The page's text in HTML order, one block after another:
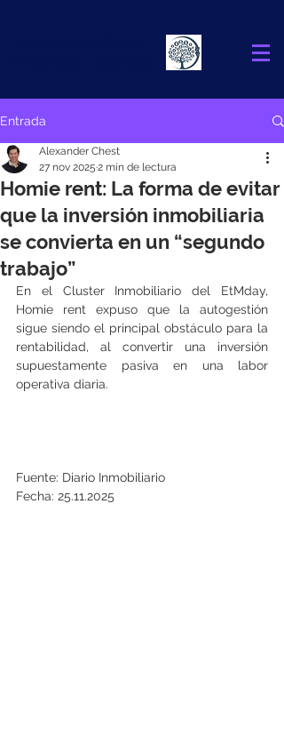
Entrada
Homie rent: La forma de evitar
que la inversión inmobiliaria
se convierta en un “segundo
trabajo”
Alexander Chest
27 nov 2025 2 min de lectura
En el Cluster Inmobiliario del EtMday,
Homie rent expuso que la autogestión
sigue siendo el principal obstáculo para la
rentabilidad, al convertir una inversión
supuestamente pasiva en una labor
operativa diaria.
Fuente: Diario Inmobiliario
Fecha: 25.11.2025